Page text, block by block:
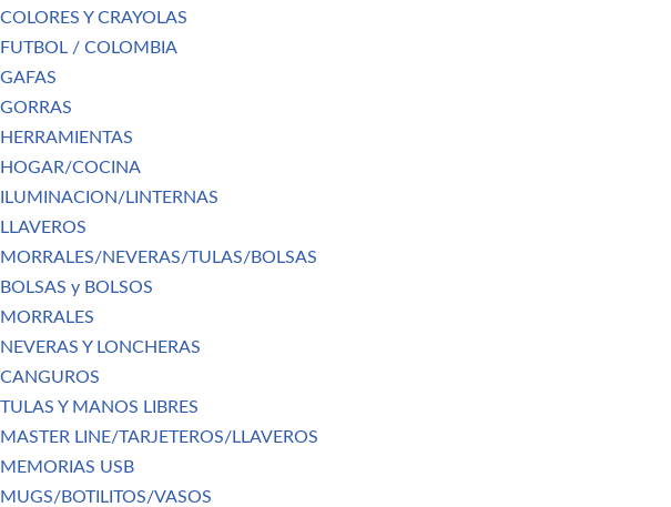
COLORES Y CRAYOLAS
FUTBOL / COLOMBIA
GAFAS
GORRAS
HERRAMIENTAS
HOGAR/COCINA
ILUMINACION/LINTERNAS
LLAVEROS
MORRALES/NEVERAS/TULAS/BOLSAS
BOLSAS y BOLSOS
MORRALES
NEVERAS Y LONCHERAS
CANGUROS
TULAS Y MANOS LIBRES
MASTER LINE/TARJETEROS/LLAVEROS
MEMORIAS USB
MUGS/BOTILITOS/VASOS